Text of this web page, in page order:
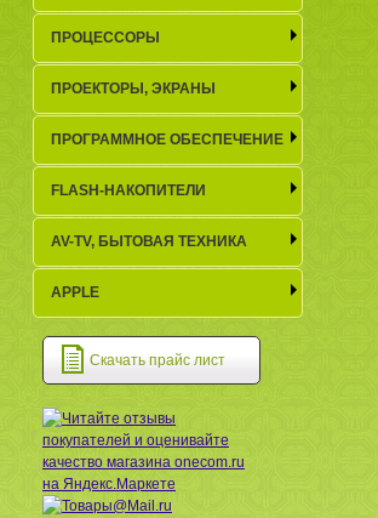
ПРОЦЕССОРЫ
ПРОЕКТОРЫ, ЭКРАНЫ
ПРОГРАММНОЕ ОБЕСПЕЧЕНИЕ
FLASH-НАКОПИТЕЛИ
AV-TV, БЫТОВАЯ ТЕХНИКА
APPLE
Скачать прайс лист